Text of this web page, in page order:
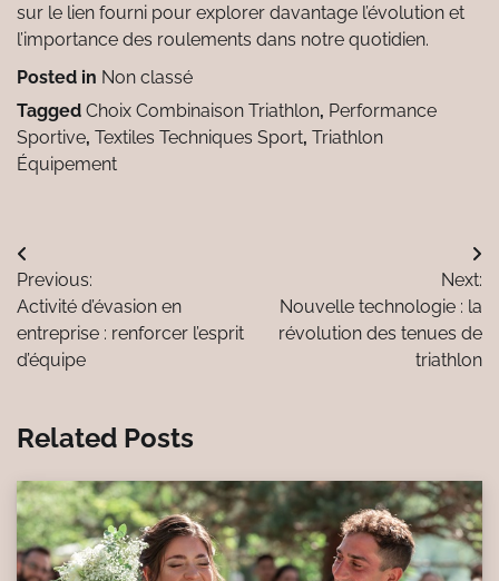
sur le lien fourni pour explorer davantage l’évolution et
l’importance des roulements dans notre quotidien.
Posted in Non classé
Tagged Choix Combinaison Triathlon, Performance
Sportive, Textiles Techniques Sport, Triathlon
Équipement
Navigation
de
l’article
Previous:
Activité d’évasion en
entreprise : renforcer l’esprit
d’équipe
Next:
Nouvelle technologie : la
révolution des tenues de
triathlon
Related Posts